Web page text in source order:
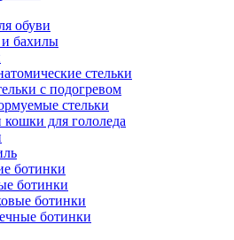
обуви
бахилы
стельки
с подогревом
стельки
для гололеда
ботинки
ботинки
ботинки
ботинки